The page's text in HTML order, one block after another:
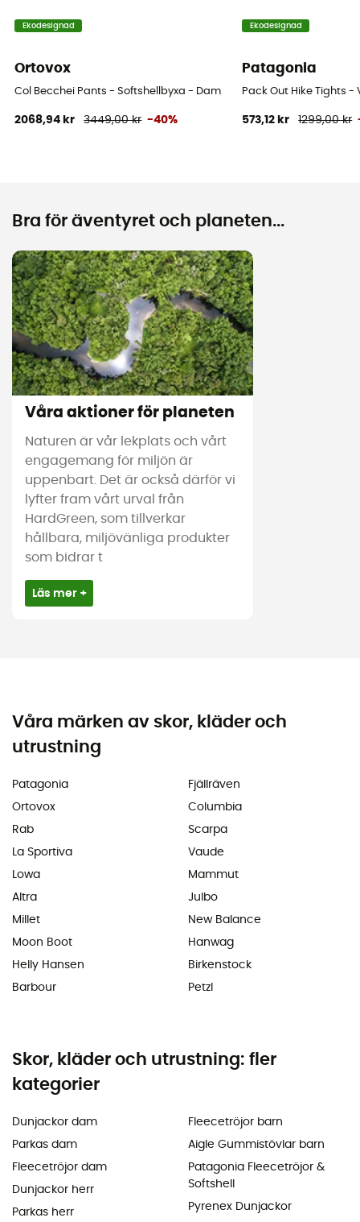
Ekodesignad
Ortovox
Col Becchei Pants - Softshellbyxa - Dam
2068,94 kr 3449,00 kr -40%
Ekodesignad
Patagonia
Pack Out Hike Tights
573,12 kr 1299,00 kr
Bra för äventyret och planeten...
Våra aktioner för planeten
Naturen är vår lekplats och vårt
engagemang för miljön är
uppenbart. Det är också därför vi
lyfter fram vårt urval från
HardGreen, som tillverkar
hållbara, miljövänliga produkter
som bidrar t
Läs mer +
Våra märken av skor, kläder och
utrustning
Patagonia
Ortovox
Rab
La Sportiva
Lowa
Altra
Millet
Moon Boot
Helly Hansen
Barbour
Fjällräven
Columbia
Scarpa
Vaude
Mammut
Julbo
New Balance
Hanwag
Birkenstock
Petzl
Skor, kläder och utrustning: fler
kategorier
Dunjackor dam
Parkas dam
Fleecetröjor dam
Dunjackor herr
Parkas herr
Fleecetröjor barn
Aigle Gummistövlar barn
Patagonia Fleecetröjor &
Softshell
Pyrenex Dunjackor